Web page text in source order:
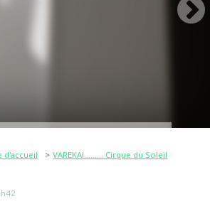
d'accueil VAREKAI......... Cirque du Soleil